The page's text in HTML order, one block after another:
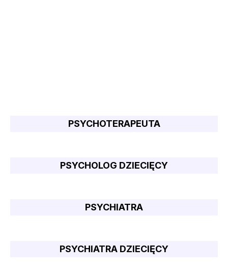
PSYCHOTERAPEUTA
PSYCHOLOG DZIECIĘCY
PSYCHIATRA
PSYCHIATRA DZIECIĘCY